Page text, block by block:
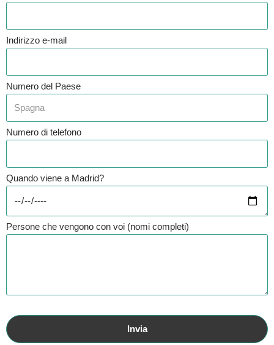
Indirizzo e-mail
Numero del Paese
Numero di telefono
Quando viene a Madrid?
Persone che vengono con voi (nomi completi)